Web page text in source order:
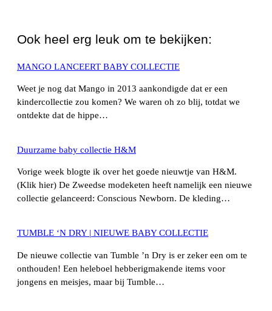
Ook heel erg leuk om te bekijken:
MANGO LANCEERT BABY COLLECTIE
Weet je nog dat Mango in 2013 aankondigde dat er een
kindercollectie zou komen? We waren oh zo blij, totdat we
ontdekte dat de hippe…
Duurzame baby collectie H&M
Vorige week blogte ik over het goede nieuwtje van H&M.
(Klik hier) De Zweedse modeketen heeft namelijk een nieuwe
collectie gelanceerd: Conscious Newborn. De kleding…
TUMBLE ‘N DRY | NIEUWE BABY COLLECTIE
De nieuwe collectie van Tumble ’n Dry is er zeker een om te
onthouden! Een heleboel hebberigmakende items voor
jongens en meisjes, maar bij Tumble…